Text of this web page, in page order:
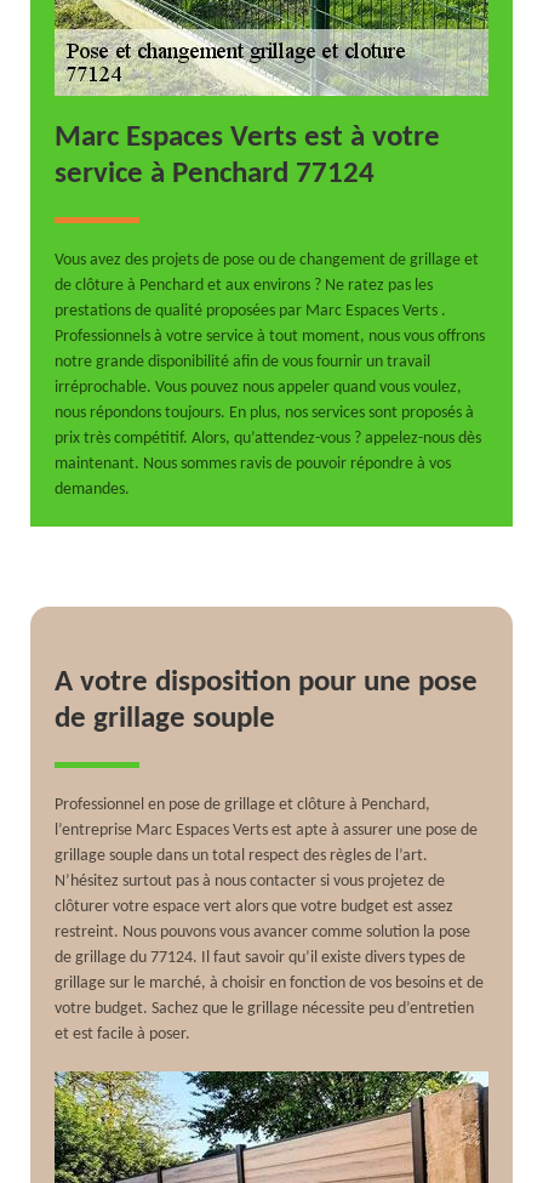
Marc Espaces Verts est à votre
service à Penchard 77124
Vous avez des projets de pose ou de changement de grillage et
de clôture à Penchard et aux environs ? Ne ratez pas les
prestations de qualité proposées par Marc Espaces Verts .
Professionnels à votre service à tout moment, nous vous offrons
notre grande disponibilité afin de vous fournir un travail
irréprochable. Vous pouvez nous appeler quand vous voulez,
nous répondons toujours. En plus, nos services sont proposés à
prix très compétitif. Alors, qu’attendez-vous ? appelez-nous dès
maintenant. Nous sommes ravis de pouvoir répondre à vos
demandes.
A votre disposition pour une pose
de grillage souple
Professionnel en pose de grillage et clôture à Penchard,
l’entreprise Marc Espaces Verts est apte à assurer une pose de
grillage souple dans un total respect des règles de l’art.
N’hésitez surtout pas à nous contacter si vous projetez de
clôturer votre espace vert alors que votre budget est assez
restreint. Nous pouvons vous avancer comme solution la pose
de grillage du 77124. Il faut savoir qu’il existe divers types de
grillage sur le marché, à choisir en fonction de vos besoins et de
votre budget. Sachez que le grillage nécessite peu d’entretien
et est facile à poser.